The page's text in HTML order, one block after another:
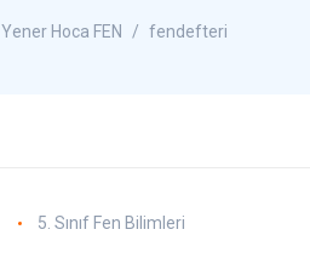
Yener Hoca FEN fendefteri
5. Sınıf Fen Bilimleri